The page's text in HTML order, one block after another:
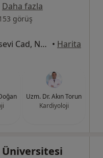
Daha fazla
görüş
Barbaros Mah, H. Ahmet Yesevi Cad, No: 149 Güneşli - Bağcılar / İstanbul, Bağcılar • Harita
Uzm. Dr. Akın Torun
Kardiyoloji